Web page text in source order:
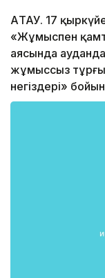
АҚТАУ. 17
«Жұмыспен
аясында
жұмыссыз
негіздері»